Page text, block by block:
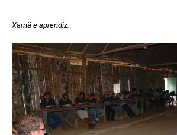
Xamã e aprendiz.